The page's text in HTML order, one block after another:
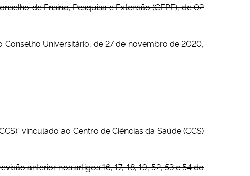
de Ensino, Pesquisa e Extensão (CEPE), de 02
Conselho Universitário, de 27 de novembro de 2020,
vinculado ao Centro de Ciências da Saúde (CCS)
anterior nos artigos 16, 17, 18, 19, 52, 53 e 54 do